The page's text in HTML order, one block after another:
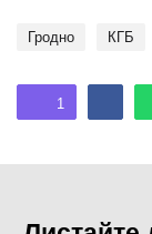
Гродно КГБ
1